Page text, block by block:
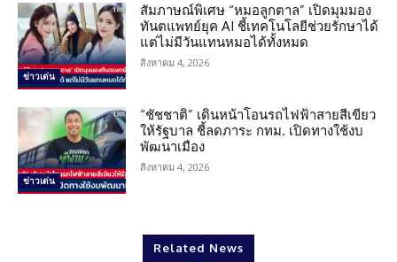
ข่าวเด่น
สัมภาษณ์พิเศษ “หมอลูกตาล” เปิดมุมมอง
ทันตแพทย์ยุค AI ชี้เทคโนโลยีช่วยรักษาได้
แต่ไม่มีวันแทนหมอได้ทั้งหมด
สิงหาคม 4, 2026
ข่าวเด่น
“ชัชชาติ” เดินหน้าโอนรถไฟฟ้าสายสีเขียว
ให้รัฐบาล ชี้ลดภาระ กทม. เปิดทางใช้งบ
พัฒนาเมือง
สิงหาคม 4, 2026
Related News